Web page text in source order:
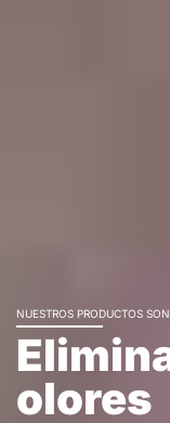
NUESTROS PRODUCTOS
olores